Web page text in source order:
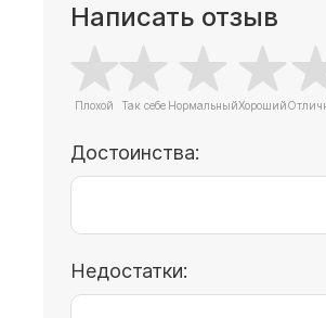
Написать отзыв
Достоинства:
Недостатки: